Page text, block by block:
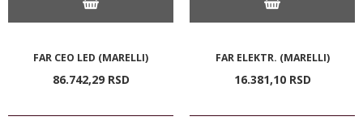
FAR CEO LED (MARELLI)
86.742,29 RSD
FAR ELEKTR. (MARELLI)
16.381,10 RSD